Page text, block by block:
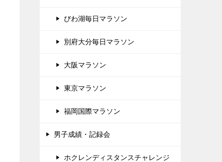
びわ湖毎日マラソン
別府大分毎日マラソン
大阪マラソン
東京マラソン
福岡国際マラソン
男子成績・記録会
ホクレンディスタンスチャレンジ